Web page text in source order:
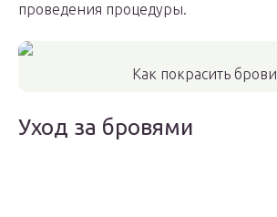
проведения процедуры.
Как покрасить брови
Уход за бровями